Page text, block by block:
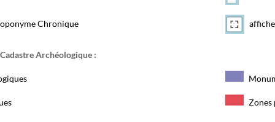
Chronique
Archéologique :
Zones